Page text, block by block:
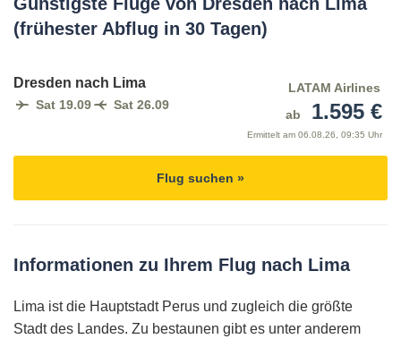
(frühester Abflug in 30 Tagen)
Dresden nach Lima
Sat 19.09 Sat 26.09
LATAM Airlines
ab
1.595 €
Ermittelt am 06.08.26, 09:35 Uhr
Flug suchen »
Informationen zu Ihrem Flug nach Lima
Lima ist die Hauptstadt Perus und zugleich die größte
Stadt des Landes. Zu bestaunen gibt es unter anderem